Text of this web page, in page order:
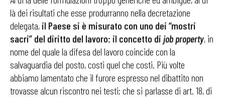
là dei risultati che esse produrranno nella decretazione
delegata, il Paese si è misurato con uno dei “mostri
sacri” del diritto del lavoro: il concetto di job property, in
nome del quale la difesa del lavoro coincide con la
salvaguardia del posto, costi quel che costi. Più volte
abbiamo lamentato che il furore espresso nel dibattito non
trovasse alcun riscontro nei testi; che si parlasse di art. 18, di